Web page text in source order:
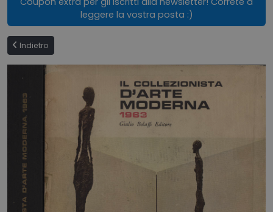
CONDIZIONI DI VENDITA
BOOKLOVERS CARD
SPEDIZIONI
CONTATTI
HOME
leggere la vostra posta :)
Indietro